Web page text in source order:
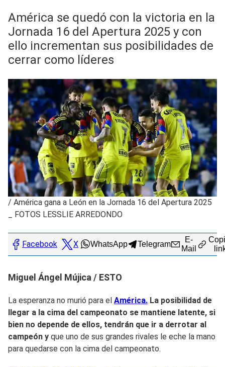
América se quedó con la victoria en la
Jornada 16 del Apertura 2025 y con
ello incrementan sus posibilidades de
cerrar como líderes
/ América gana a León en la Jornada 16 del Apertura 2025
_ FOTOS LESSLIE ARREDONDO
Facebook X WhatsApp Telegram
E-
Mail
Miguel Ángel Mújica / ESTO
La esperanza no murió para el América. La posibilidad de
llegar a la cima del campeonato se mantiene latente, si
bien no depende de ellos, tendrán que ir a derrotar al
campeón y que uno de sus grandes rivales le eche la mano
para quedarse con la cima del campeonato.